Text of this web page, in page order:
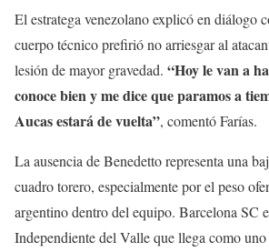
El estratega venezolano explicó en diálogo
cuerpo técnico prefirió no arriesgar al
lesión de mayor gravedad. “Hoy le van a
conoce bien y me dice que paramos a
Aucas estará de vuelta”, comentó Farías.
La ausencia de Benedetto representa una
cuadro torero, especialmente por el peso
argentino dentro del equipo. Barcelona SC
Independiente del Valle que llega como